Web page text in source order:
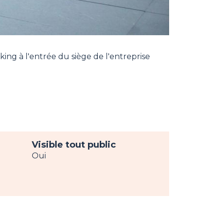
à l'entrée du siège de l'entreprise
Visible tout public
Oui